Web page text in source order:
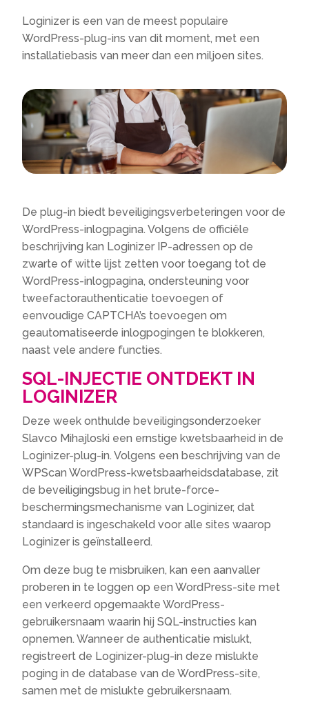
Loginizer is een van de meest populaire
WordPress-plug-ins van dit moment, met een
installatiebasis van meer dan een miljoen sites.
De plug-in biedt beveiligingsverbeteringen voor de
WordPress-inlogpagina. Volgens de officiële
beschrijving kan Loginizer IP-adressen op de
zwarte of witte lijst zetten voor toegang tot de
WordPress-inlogpagina, ondersteuning voor
tweefactorauthenticatie toevoegen of
eenvoudige CAPTCHA’s toevoegen om
geautomatiseerde inlogpogingen te blokkeren,
naast vele andere functies.
SQL-INJECTIE ONTDEKT IN
LOGINIZER
Deze week onthulde beveiligingsonderzoeker
Slavco Mihajloski een ernstige kwetsbaarheid in de
Loginizer-plug-in. Volgens een beschrijving van de
WPScan WordPress-kwetsbaarheidsdatabase, zit
de beveiligingsbug in het brute-force-
beschermingsmechanisme van Loginizer, dat
standaard is ingeschakeld voor alle sites waarop
Loginizer is geïnstalleerd.
Om deze bug te misbruiken, kan een aanvaller
proberen in te loggen op een WordPress-site met
een verkeerd opgemaakte WordPress-
gebruikersnaam waarin hij SQL-instructies kan
opnemen. Wanneer de authenticatie mislukt,
registreert de Loginizer-plug-in deze mislukte
poging in de database van de WordPress-site,
samen met de mislukte gebruikersnaam.